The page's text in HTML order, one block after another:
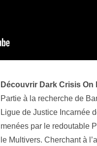
Découvrir Dark Crisis On
Partie à la recherche de
Ligue de Justice Incarnée
menées par le redoutable
le Multivers. Cherchant à